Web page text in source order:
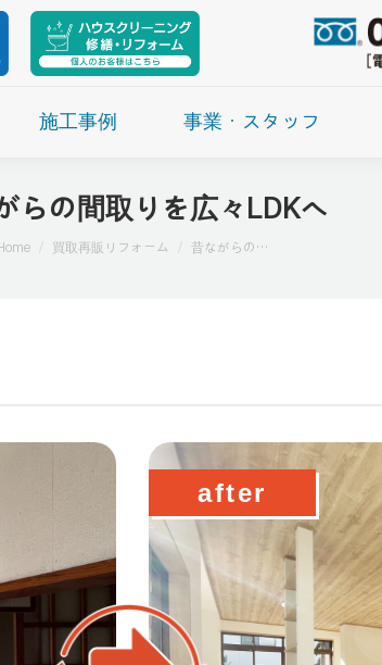
施工事例 事業・スタッフ
らの間取りを広々LDKへ
在地:
Home 買取再販リフォーム 昔ながらの…
after